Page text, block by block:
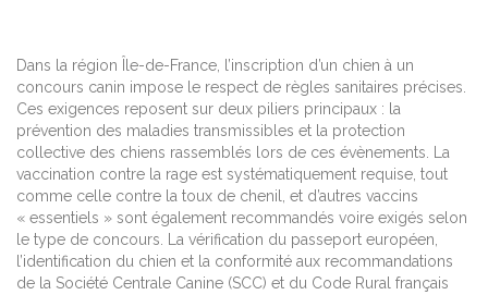
Dans la région Île-de-France, l’inscription d’un chien à un
concours canin impose le respect de règles sanitaires précises.
Ces exigences reposent sur deux piliers principaux : la
prévention des maladies transmissibles et la protection
collective des chiens rassemblés lors de ces évènements. La
vaccination contre la rage est systématiquement requise, tout
comme celle contre la toux de chenil, et d’autres vaccins
« essentiels » sont également recommandés voire exigés selon
le type de concours. La vérification du passeport européen,
l’identification du chien et la conformité aux recommandations
de la Société Centrale Canine (SCC) et du Code Rural français